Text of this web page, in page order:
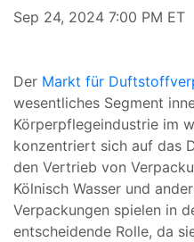
Sep 24, 2024 7:00 PM ET
Der Markt für
wesentliches Segment
Körperpflegeindustrie im
konzentriert sich auf das
den Vertrieb von
Kölnisch Wasser und
Verpackungen spielen in
entscheidende Rolle, da